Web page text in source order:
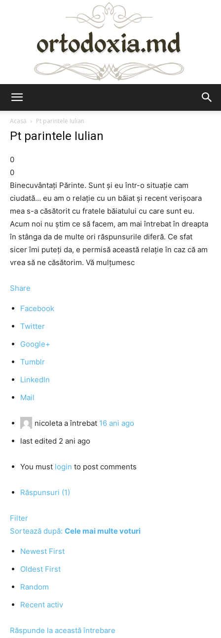
Acasă
Pt parintele Iulian
Pt parintele Iulian
0
0
Binecuvântați Părinte. Sunt și eu într-o situație cam
ciudată… eu am o relație cu un băiat și recent verișoara
mea s-a căsătorit cu fratele băiatului cu care sunt eu.
Acum noi nu știm ce să facem, am mai întrebat în dreapta
în stânga da de multe ori răspunsurile diferă. Ce sfat
sicer îmi puteți da, e permisă această relație în caz că am
vrea să ne căsătorim. Vă mulțumesc
Share
Facebook
Twitter
Google+
Tumblr
LinkedIn
Mail
nicoleta a întrebat 16 ani ago
last edited 2 ani ago
You must login to post comments
Răspunsuri (1)
Filter
Sortează după: Cele mai multe voturi
Newest First
Oldest First
Random
Recent activ
Răspunde la această întrebare